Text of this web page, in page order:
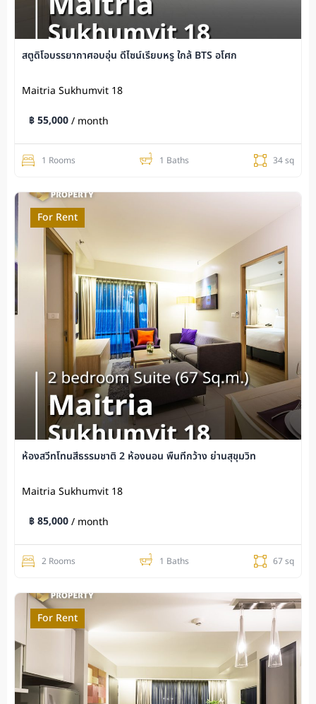
สตูดิโอบรรยากาศอบอุ่น ดีไซน์เรียบหรู ใกล้ BTS อโศก
Maitria Sukhumvit 18
฿ 55,000/ month
1 Rooms 1 Baths 34 sq
For Rent
ห้องสวีทโทนสีธรรมชาติ 2 ห้องนอน พื้นที่กว้าง ย่านสุขุมวิท
Maitria Sukhumvit 18
฿ 85,000/ month
2 Rooms 1 Baths 67 sq
For Rent